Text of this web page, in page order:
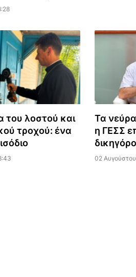
του λοστού και
τροχού: ένα
Τα
η ΓΕΣΣ
02 Αυγούστου